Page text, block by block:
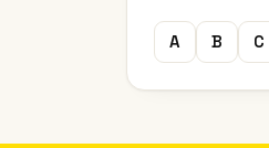
A B C